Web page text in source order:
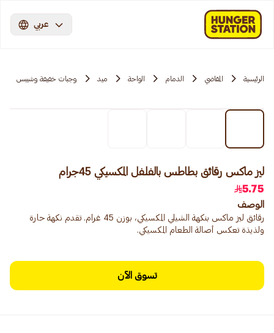
عربي
الرئيسية المقاضي الدمام الواحة ميد وجبات خفيفة وشيبس
ليز ماكس رقائق بطاطس بالفلفل المكسيكي 45جرام
5.75
الوصف
رقائق ليز ماكس بنكهة الشيلي المكسيكي، بوزن 45 غرام. تقدم نكهة حارة
ولذيذة تعكس أصالة الطعام المكسيكي.
تسوق الآن